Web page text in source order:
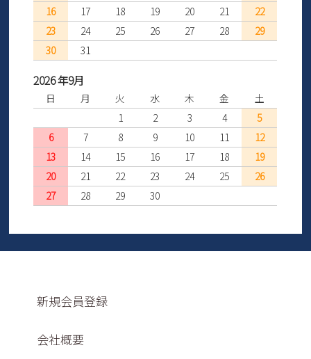
16
17 18 19 20 21
22
23
24 25 26 27 28
29
30
31
2026 年9月
日 月 火 水 木 金
土
1
2 3 4
5
6
7 8 9 10 11
12
13
14 15 16 17 18
19
20
21 22 23 24 25
26
27
28 29 30
新規会員登録
会社概要